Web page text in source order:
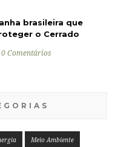
brasileira que
o Cerrado
0 Comentários
Meio Ambiente